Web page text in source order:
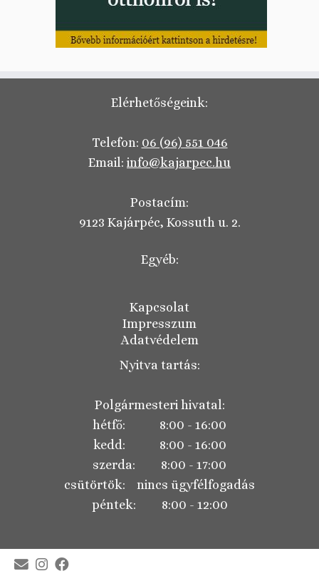
Elérhetőségeink:
Telefon: 06 (96) 551 046
Email: info@kajarpec.hu
Postacím:
9123 Kajárpéc, Kossuth u. 2.
Egyéb:
Kapcsolat
Impresszum
Adatvédelem
Nyitva tartás:
Polgármesteri hivatal:
hétfő: 8:00 - 16:00
kedd: 8:00 - 16:00
szerda: 8:00 - 17:00
csütörtök: nincs ügyfélfogadás
péntek: 8:00 - 12:00